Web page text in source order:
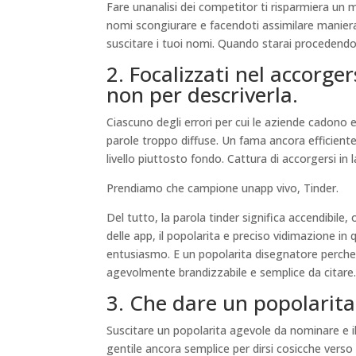
Fare unanalisi dei competitor ti risparmiera un
nomi scongiurare e facendoti assimilare
suscitare i tuoi nomi. Quando starai
2. Focalizzati nel
non per descriverla.
Ciascuno degli errori per cui le aziende
parole troppo diffuse. Un fama ancora
livello piuttosto fondo. Cattura di accorgersi in
Prendiamo che campione unapp vivo, Tinder.
Del tutto, la parola tinder significa
delle app, il popolarita e preciso vidimazione
entusiasmo. E un popolarita disegnatore
agevolmente brandizzabile e semplice da citare.
3. Che dare un
Suscitare un popolarita agevole da nominare e
gentile ancora semplice per dirsi cosicche